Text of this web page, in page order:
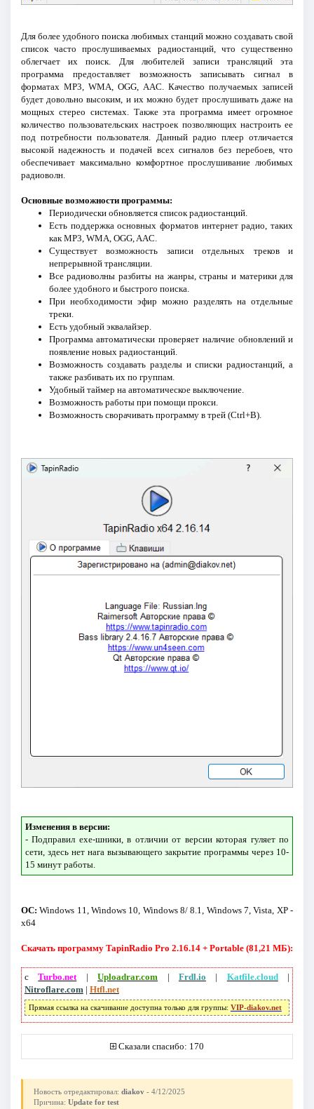
Для более удобного поиска любимых станций можно создавать свой
список часто прослушиваемых радиостанций, что существенно
облегчает их поиск. Для любителей записи трансляций эта
программа предоставляет возможность записывать сигнал в
форматах MP3, WMA, OGG, AAC. Качество получаемых записей
будет довольно высоким, и их можно будет прослушивать даже на
мощных стерео системах. Также эта программа имеет огромное
количество пользовательских настроек позволяющих настроить ее
под потребности пользователя. Данный радио плеер отличается
высокой надежность и подачей всех сигналов без перебоев, что
обеспечивает максимально комфортное прослушивание любимых
радиоволн.
Основные возможности программы:
Периодически обновляется список радиостанций.
Есть поддержка основных форматов интернет радио, таких
как MP3, WMA, OGG, AAC.
Существует возможность записи отдельных треков и
непрерывной трансляции.
Все радиоволны разбиты на жанры, страны и материки для
более удобного и быстрого поиска.
При необходимости эфир можно разделять на отдельные
треки.
Есть удобный эквалайзер.
Программа автоматически проверяет наличие обновлений и
появление новых радиостанций.
Возможность создавать разделы и списки радиостанций, а
также разбивать их по группам.
Удобный таймер на автоматическое выключение.
Возможность работы при помощи прокси.
Возможность сворачивать программу в трей (Ctrl+B).
Изменения в версии:
- Подправил exe-шники, в отличии от версии которая гуляет по
сети, здесь нет нага вызывающего закрытие программы через 10-
15 минут работы.
ОС: Windows 11, Windows 10, Windows 8/ 8.1, Windows 7, Vista, XP -
x64
Скачать программу TapinRadio Pro 2.16.14 + Portable (81,21 МБ):
сTurbo.net|Uploadrar.com | Frdl.io | Katfile.cloud|
Nitroflare.com| Htfl.net
Прямая ссылка на скачивание доступна только для группы: VIP-diakov.net
Сказали спасибо: 170
Новость отредактировал: diakov- 4/12/2025
Причина: Update for test